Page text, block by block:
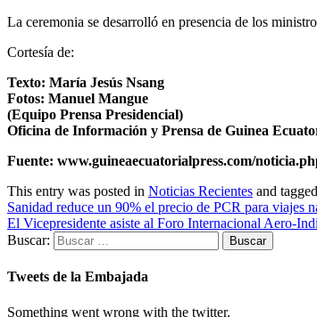
La ceremonia se desarrolló en presencia de los
Cortesía de:
Texto: María Jesús Nsang
Fotos: Manuel Mangue
(Equipo Prensa Presidencial)
Oficina de Información y Prensa de Guinea
Fuente: www.guineaecuatorialpress.com/
This entry was posted in Noticias Recientes and tagged
Sanidad reduce un 90% el precio de PCR para viajes
El Vicepresidente asiste al Foro Internacional Aero-
Buscar:
Tweets de la Embajada
Something went wrong with the twitter.